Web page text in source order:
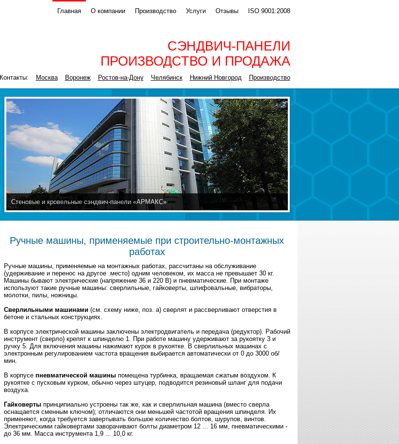
Главная О компании Производство Услуги Отзывы ISO 9001:2008
СЭНДВИЧ-ПАНЕЛИ
ПРОИЗВОДСТВО И ПРОДАЖА
Контакты: Москва Воронеж Ростов-на-Дону Челябинск Нижний Новгород Производство
Стеновые и кровельные сэндвич-панели «АРМАКС»
Ручные машины, применяемые при строительно-монтажных
работах
Ручные машины, применяемые на монтажных работах, рассчитаны на обслуживание
(удерживание и перенос на другое .место) одним человеком, их масса не превышает 30 кг.
Машины бывают электрические (напряжение 36 и 220 В) и пневматические. При монтаже
используют такие ручные машины: сверлильные, гайковерты, шлифовальные, вибраторы,
молотки, пилы, ножницы.
Сверлильными машинами(см. схему ниже, поз. а) сверлят и рассверливают отверстия в
бетоне и стальных конструкциях.
В корпусе электрической машины заключены электродвигатель и передача (редуктор). Рабочий
инструмент (сверло) крепят к шпинделю 1. При работе машину удерживают за рукоятку 3 и
ручку 5. Для включения машины нажимают курок в рукоятке. В сверлильных машинах с
электронным регулированием частота вращения выбирается автоматически от 0 до 3000 об/
мин.
В корпусе пневматической машиныпомещена турбинка, вращаемая сжатым воздухом. К
рукоятке с пусковым курком, обычно через штуцер, подводится резиновый шланг для подачи
воздуха.
Гайковертыпринципиально устроены так же, как и сверлильная машина (вместо сверла
оснащается сменным ключом); отличаются они меньшей частотой вращения шпинделя. Их
применяют, когда требуется завертывать большое количество болтов, шурупов, винтов.
Электрическими гайковертами заворачивают болты диаметром 12 ... 16 мм, пневматическими -
до 36 мм. Масса инструмента 1,9 ... 10,0 кг.